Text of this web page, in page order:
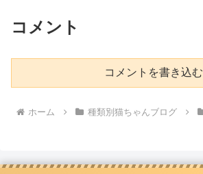
コメント
コメントを書き込む
ホーム 種類別猫ちゃんブログ